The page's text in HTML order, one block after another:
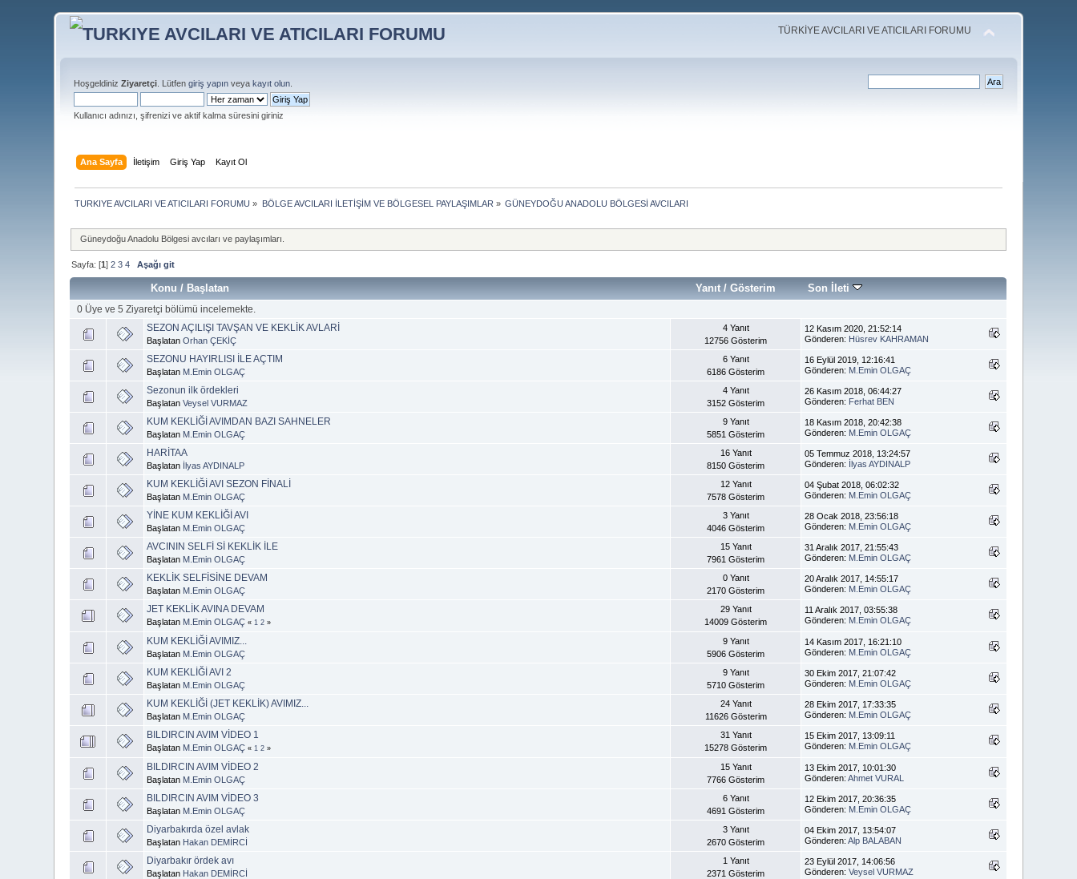
TÜRKİYE AVCILARI VE ATICILARI FORUMU
HoşgeldinizZiyaretçi . Lütfengiriş yapın veyakayıt olun
Kullanıcı adınızı, şifrenizi ve aktif kalma süresini giriniz
Ana Sayfa İletişim Giriş Yap Kayıt Ol
TURKIYE AVCILARI VE ATICILARI FORUMU » BÖLGE AVCILARI İLETİŞİM VE BÖLGESEL PAYLAŞIMLAR » GÜNEYDOĞU ANADOLU BÖLGESİ AVCILARI
Güneydoğu Anadolu Bölgesi avcıları ve paylaşımları.
Sayfa: [1]2 3 4 Aşağı git
Konu / Başlatan Yanıt/ Gösterim Son İleti
0 Üye ve 5 Ziyaretçi bölümü incelemekte.
SEZON AÇILIŞI TAVŞAN VE KEKLİK AVLARİ
BaşlatanOrhan ÇEKİÇ
4 Yanıt
12756 Gösterim
12 Kasım 2020, 21:52:14
Gönderen: Hüsrev KAHRAMAN
SEZONU HAYIRLISI İLE AÇTIM
Başlatan M.Emin OLGAÇ
6 Yanıt
6186 Gösterim
16 Eylül 2019, 12:16:41
Gönderen: M.Emin OLGAÇ
Sezonun ilk ördekleri
BaşlatanVeysel VURMAZ
4 Yanıt
3152 Gösterim
26 Kasım 2018, 06:44:27
Gönderen: Ferhat BEN
KUM KEKLİĞİ AVIMDAN BAZI SAHNELER
Başlatan M.Emin OLGAÇ
9 Yanıt
5851 Gösterim
18 Kasım 2018, 20:42:38
Gönderen: M.Emin OLGAÇ
HARİTAA
Başlatan İlyas AYDINALP
16 Yanıt
8150 Gösterim
05 Temmuz 2018, 13:24:57
Gönderen: İlyas AYDINALP
KUM KEKLİĞİ AVI SEZON FİNALİ
Başlatan M.Emin OLGAÇ
12 Yanıt
7578 Gösterim
04 Şubat 2018, 06:02:32
Gönderen: M.Emin OLGAÇ
YİNE KUM KEKLİĞİ AVI
Başlatan M.Emin OLGAÇ
3 Yanıt
4046 Gösterim
28 Ocak 2018, 23:56:18
Gönderen: M.Emin OLGAÇ
AVCININ SELFİ Sİ KEKLİK İLE
Başlatan M.Emin OLGAÇ
15 Yanıt
7961 Gösterim
31 Aralık 2017, 21:55:43
Gönderen: M.Emin OLGAÇ
KEKLİK SELFİSİNE DEVAM
Başlatan M.Emin OLGAÇ
0 Yanıt
2170 Gösterim
20 Aralık 2017, 14:55:17
Gönderen: M.Emin OLGAÇ
JET KEKLİK AVINA DEVAM
Başlatan M.Emin OLGAÇ « 1 2 »
29 Yanıt
14009 Gösterim
11 Aralık 2017, 03:55:38
Gönderen: M.Emin OLGAÇ
KUM KEKLİĞİ AVIMIZ...
Başlatan M.Emin OLGAÇ
9 Yanıt
5906 Gösterim
14 Kasım 2017, 16:21:10
Gönderen: M.Emin OLGAÇ
KUM KEKLİĞİ AVI 2
Başlatan M.Emin OLGAÇ
9 Yanıt
5710 Gösterim
30 Ekim 2017, 21:07:42
Gönderen: M.Emin OLGAÇ
KUM KEKLİĞİ (JET KEKLİK) AVIMIZ...
Başlatan M.Emin OLGAÇ
24 Yanıt
11626 Gösterim
28 Ekim 2017, 17:33:35
Gönderen: M.Emin OLGAÇ
BILDIRCIN AVIM VİDEO 1
Başlatan M.Emin OLGAÇ « 1 2 »
31 Yanıt
15278 Gösterim
15 Ekim 2017, 13:09:11
Gönderen: M.Emin OLGAÇ
BILDIRCIN AVIM VİDEO 2
Başlatan M.Emin OLGAÇ
15 Yanıt
7766 Gösterim
13 Ekim 2017, 10:01:30
Gönderen:Ahmet VURAL
BILDIRCIN AVIM VİDEO 3
Başlatan M.Emin OLGAÇ
6 Yanıt
4691 Gösterim
12 Ekim 2017, 20:36:35
Gönderen: M.Emin OLGAÇ
Diyarbakırda özel avlak
Başlatan Hakan DEMİRCİ
3 Yanıt
2670 Gösterim
04 Ekim 2017, 13:54:07
Gönderen:Alp BALABAN
Diyarbakır ördek avı
Başlatan Hakan DEMİRCİ
1 Yanıt
2371 Gösterim
23 Eylül 2017, 14:06:56
Gönderen:Veysel VURMAZ